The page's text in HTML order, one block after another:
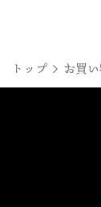
トップ お買